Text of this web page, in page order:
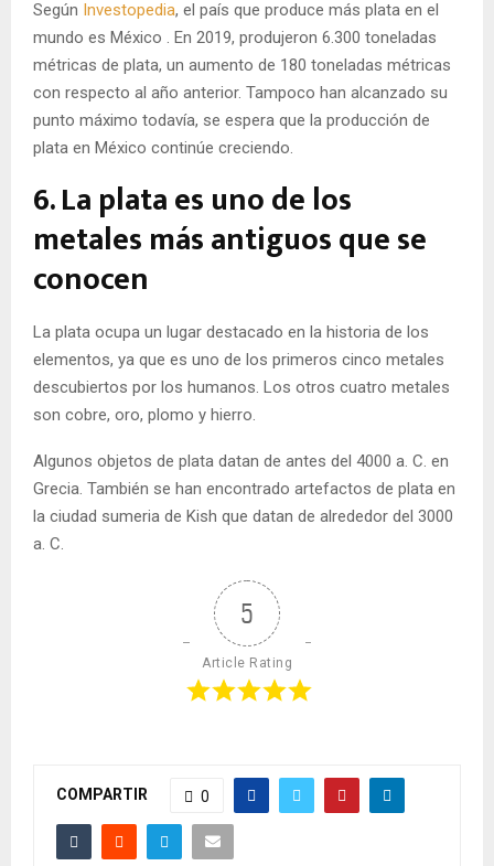
Según Investopedia, el país que produce más plata en el
mundo es México . En 2019, produjeron 6.300 toneladas
métricas de plata, un aumento de 180 toneladas métricas
con respecto al año anterior. Tampoco han alcanzado su
punto máximo todavía, se espera que la producción de
plata en México continúe creciendo.
6. La plata es uno de los
metales más antiguos que se
conocen
La plata ocupa un lugar destacado en la historia de los
elementos, ya que es uno de los primeros cinco metales
descubiertos por los humanos. Los otros cuatro metales
son cobre, oro, plomo y hierro.
Algunos objetos de plata datan de antes del 4000 a. C. en
Grecia. También se han encontrado artefactos de plata en
la ciudad sumeria de Kish que datan de alrededor del 3000
a. C.
5
Article Rating
COMPARTIR 0